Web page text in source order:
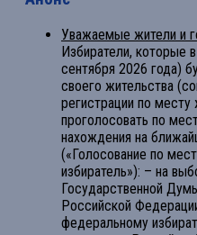
Уважаемые жители и
Избиратели, которые
сентября 2026 года)
своего жительства
регистрации по месту
проголосовать по
нахождения на
(«Голосование по
избиратель»): – на
Государственной
Российской
федеральному